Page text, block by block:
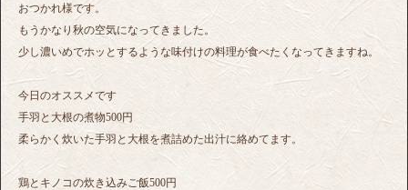
おつかれ様です。
もうかなり秋の空気になってきました。
少し濃いめでホッとするような味付けの料理が食べたくなってきますね。
今日のオススメです
手羽と大根の煮物500円
柔らかく炊いた手羽と大根を煮詰めた出汁に絡めてます。
鶏とキノコの炊き込みご飯500円